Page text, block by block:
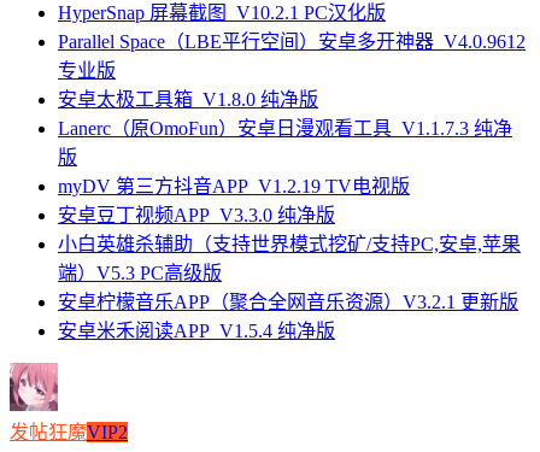
HyperSnap 屏幕截图_V10.2.1 PC汉化版
Parallel Space（LBE平行空间）安卓多开神器_V4.0.9612
专业版
安卓太极工具箱_V1.8.0 纯净版
Lanerc（原OmoFun）安卓日漫观看工具_V1.1.7.3 纯净
版
myDV 第三方抖音APP_V1.2.19 TV电视版
安卓豆丁视频APP_V3.3.0 纯净版
小白英雄杀辅助（支持世界模式挖矿/支持PC,安卓,苹果
端）V5.3 PC高级版
安卓柠檬音乐APP（聚合全网音乐资源）V3.2.1 更新版
安卓米禾阅读APP_V1.5.4 纯净版
发帖狂魔VIP2